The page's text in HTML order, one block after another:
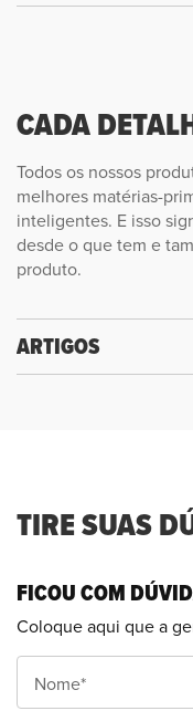
CADA
Todos os nossos
melhores matérias-
inteligentes. E isso
desde o que tem e
produto.
ARTIGOS
TIRE SUAS
FICOU COM
Coloque aqui que a
Nome*